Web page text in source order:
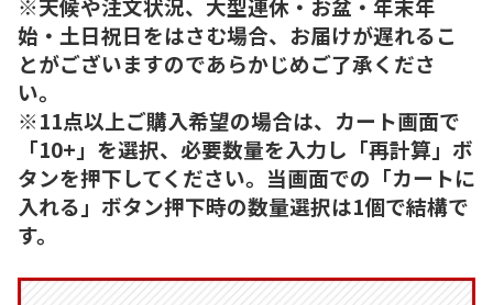
※天候や注文状況、大型連休・お盆・年末年
始・土日祝日をはさむ場合、お届けが遅れるこ
とがございますのであらかじめご了承くださ
い。
※11点以上ご購入希望の場合は、カート画面で
「10+」を選択、必要数量を入力し「再計算」ボ
タンを押下してください。当画面での「カートに
入れる」ボタン押下時の数量選択は1個で結構で
す。